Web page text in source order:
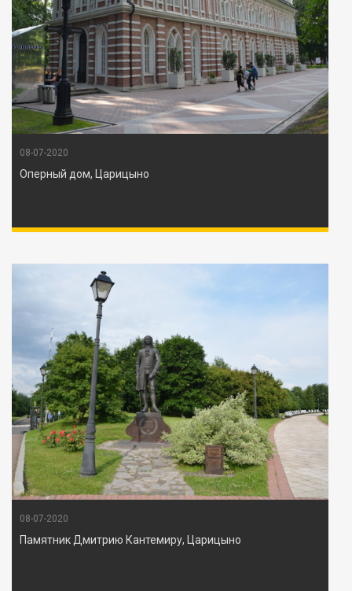
08-07-2020
Оперный дом, Царицыно
08-07-2020
Памятник Дмитрию Кантемиру, Царицыно